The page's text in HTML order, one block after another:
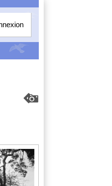
